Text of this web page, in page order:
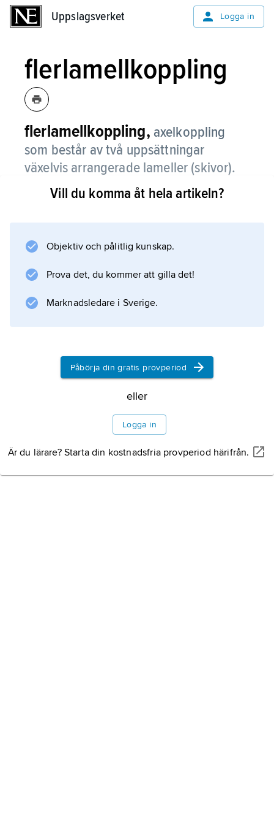
Uppslagsverket Logga in
flerlamellkoppling
flerlamellkoppling, axelkoppling
som består av två uppsättningar
växelvis arrangerade lameller (skivor).
De är axiellt förskjutbara i bomförband (dels
vid inkoppling.
Information om artikeln
Vill du komma åt hela artikeln?
Objektiv och pålitlig kunskap.
Prova det, du kommer att gilla det!
Marknadsledare i Sverige.
Påbörja din gratis provperiod
eller
Logga in
Är du lärare? Starta din kostnadsfria provperiod härifrån.